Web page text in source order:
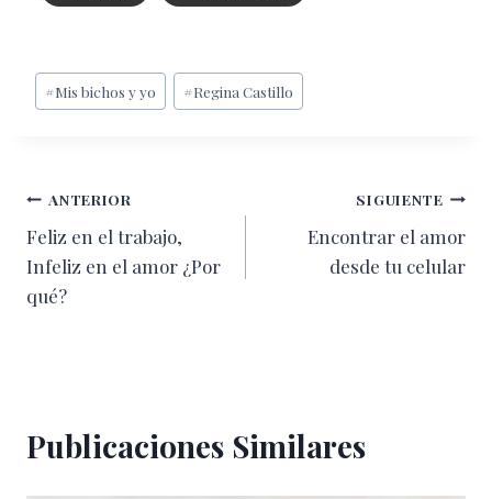
Etiquetas
de
#Mis bichos y yo #Regina Castillo
Navegación
de
entradas
ANTERIOR
Feliz en el trabajo,
Infeliz en el amor ¿Por
qué?
SIGUIENTE
Encontrar el amor
desde tu celular
Publicaciones Similares